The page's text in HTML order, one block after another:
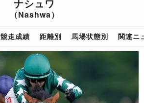
ナシュワ
（Nashwa）
競走成績 距離別 馬場状態別 関連ニ